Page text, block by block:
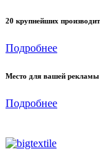
20 крупнейших
Подробнее
Место для вашей рекламы
Подробнее